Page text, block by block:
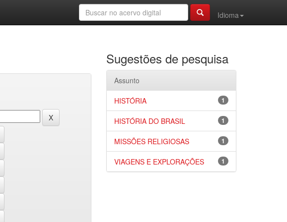
Idioma
Sugestões de pesquisa
Assunto
1
HISTÓRIA
1
HISTÓRIA DO BRASIL
1
MISSÕES RELIGIOSAS
1
VIAGENS E EXPLORAÇÕES